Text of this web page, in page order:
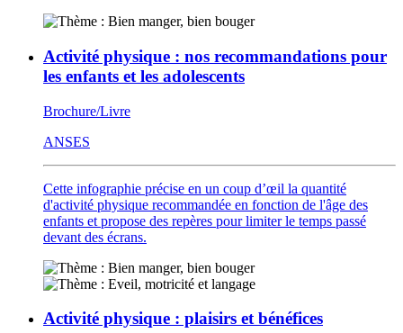
Activité physique : nos recommandations pour
les enfants et les adolescents
Brochure/Livre
ANSES
Cette infographie précise en un coup d’œil la quantité
d'activité physique recommandée en fonction de l'âge des
enfants et propose des repères pour limiter le temps passé
devant des écrans.
Activité physique : plaisirs et bénéfices